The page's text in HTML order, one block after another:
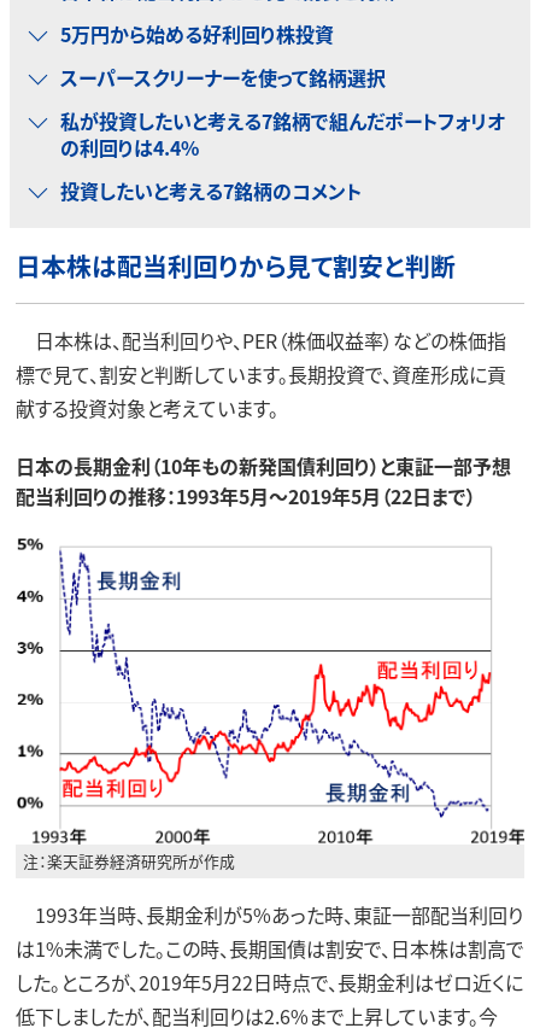
5万円から始める好利回り株投資
スーパースクリーナーを使って銘柄選択
私が投資したいと考える7銘柄で組んだポートフォリオ
の利回りは4.4%
投資したいと考える7銘柄のコメント
日本株は配当利回りから見て割安と判断
日本株は、配当利回りや、PER（株価収益率）などの株価指
標で見て、割安と判断しています。長期投資で、資産形成に貢
献する投資対象と考えています。
日本の長期金利（10年もの新発国債利回り）と東証一部予想
配当利回りの推移：1993年5月～2019年5月（22日まで）
注：楽天証券経済研究所が作成
1993年当時、長期金利が5%あった時、東証一部配当利回り
は1%未満でした。この時、長期国債は割安で、日本株は割高で
した。ところが、2019年5月22日時点で、長期金利はゼロ近くに
低下しましたが、配当利回りは2.6%まで上昇しています。今